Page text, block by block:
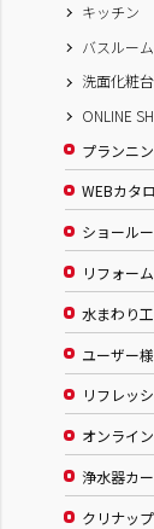
キッチン
バスルーム
洗面化粧台
ONLINE
プランニ
WEBカタ
ショール
リフォーム
水まわり
ユーザー
リフレッ
オンライ
浄水器カ
クリナッ